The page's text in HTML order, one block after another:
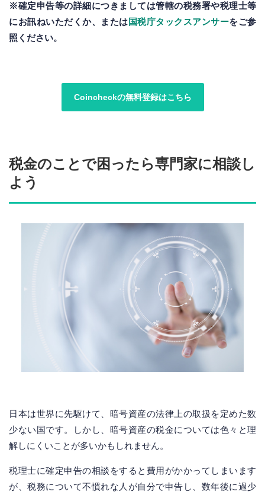
※確定申告等の詳細につきましては管轄の税務署や税理士等
にお訊ねいただくか、または国税庁タックスアンサーをご参
照ください。
Coincheckの無料登録はこちら
税金のことで困ったら専門家に相談し
よう
日本は世界に先駆けて、暗号資産の法律上の取扱を定めた数
少ない国です。しかし、暗号資産の税金については色々と理
解しにくいことが多いかもしれません。
税理士に確定申告の相談をすると費用がかかってしまいます
が、税務について不慣れな人が自分で申告し、数年後に過少